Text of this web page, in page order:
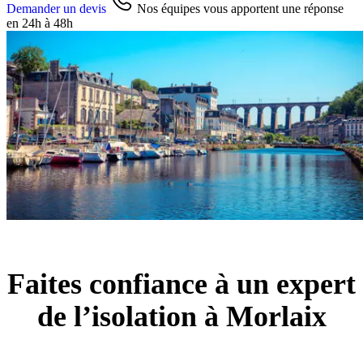
Demander un devis
Nos équipes vous apportent une réponse
en 24h à 48h
Faites confiance à un expert
de l’isolation à Morlaix